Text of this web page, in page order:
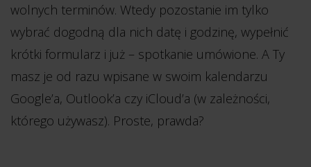
wolnych terminów. Wtedy pozostanie im tylko
wybrać dogodną dla nich datę i godzinę, wypełnić
krótki formularz i już – spotkanie umówione. A Ty
masz je od razu wpisane w swoim kalendarzu
Google’a, Outlook’a czy iCloud’a (w zależności,
którego używasz). Proste, prawda?